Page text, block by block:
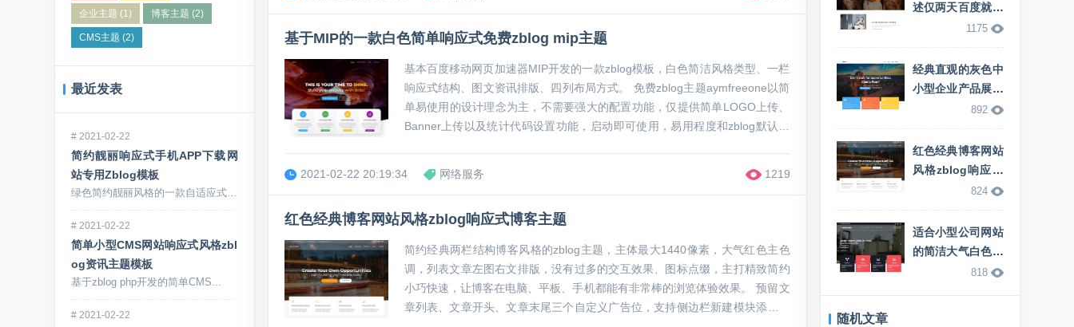
企业主题 (1) 博客主题 (2)
CMS主题 (2)
最近发表
# 2021-02-22
简约靓丽响应式手机APP下载网
站专用Zblog模板
绿色简约靓丽风格的一款自适应式zblo...
# 2021-02-22
简单小型CMS网站响应式风格zbl
og资讯主题模板
基于zblog php开发的简单CMS...
# 2021-02-22
基于MIP的一款白色简单响应式免费zblog mip主题
基本百度移动网页加速器MIP开发的一款zblog模板，白色简洁风格类型、一栏
响应式结构、图文资讯排版、四列布局方式。 免费zblog主题aymfreeone以简
单易使用的设计理念为主，不需要强大的配置功能，仅提供简单LOGO上传、
Banner上传以及统计代码设置功能，启动即可使用，易用程度和zblog默认主
2021-02-22 20:19:34 网络服务 1219
红色经典博客网站风格zblog响应式博客主题
简约经典两栏结构博客风格的zblog主题，主体最大1440像素，大气红色主色
调，列表文章左图右文排版，没有过多的交互效果、图标点缀，主打精致简约
小巧快速，让博客在电脑、平板、手机都能有非常棒的浏览体验效果。 预留文
章列表、文章开头、文章末尾三个自定义广告位，支持侧边栏新建模块添加广
述仅两天百度就更
1175
经典直观的灰色中
小型企业产品展示
型zblog网站主题
892
红色经典博客网站
风格zblog响应式
824
适合小型公司网站
的简洁大气白色响
应式zblog企业主
818
随机文章